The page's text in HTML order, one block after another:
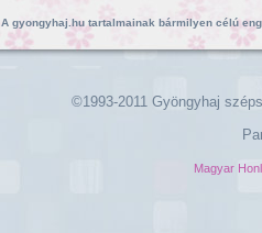
A gyongyhaj.hu tartalmainak bármilyen célú
©1993-2011 Gyöngyhaj
Magyar